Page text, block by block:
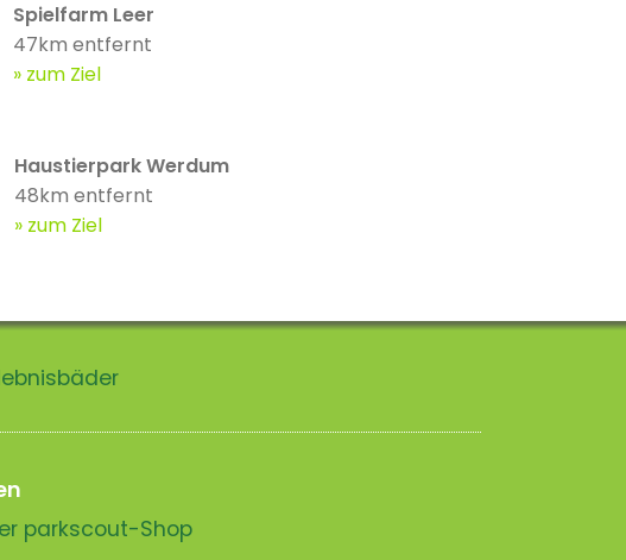
Spielfarm Leer
47km entfernt
zum Ziel
Haustierpark Werdum
48km entfernt
zum Ziel
der parkscout-Shop